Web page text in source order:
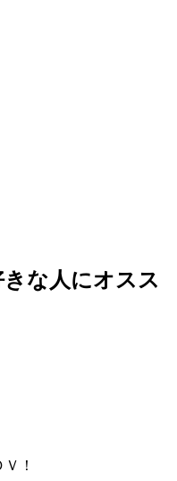
な人にオスス
！